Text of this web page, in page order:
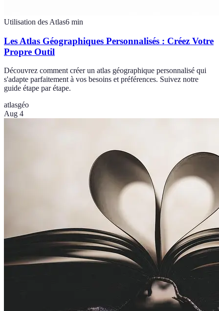
Utilisation des Atlas6 min
Les Atlas Géographiques Personnalisés : Créez Votre
Propre Outil
Découvrez comment créer un atlas géographique personnalisé qui
s'adapte parfaitement à vos besoins et préférences. Suivez notre
guide étape par étape.
atlasgéo
Aug 4